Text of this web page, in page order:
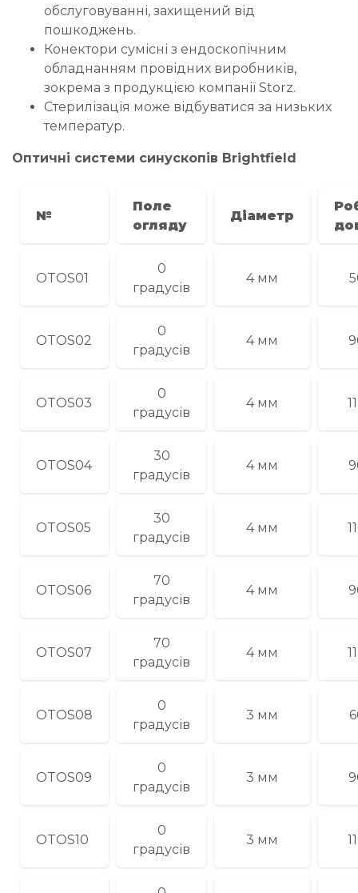
обслуговуванні, захищений від
пошкоджень.
Конектори сумісні з ендоскопічним
обладнанням провідних виробників,
зокрема з продукцією компанії Storz.
Стерилізація може відбуватися за низьких
температур.
Оптичні системи синускопів Brightfield
№
Поле
огляду
Діаметр
OTOS01
0
градусів
4 мм
OTOS02
0
градусів
4 мм
OTOS03
0
градусів
4 мм
OTOS04
30
градусів
4 мм
OTOS05
30
градусів
4 мм
OTOS06
70
градусів
4 мм
OTOS07
70
градусів
4 мм
OTOS08
0
градусів
3 мм
OTOS09
0
градусів
3 мм
OTOS10
0
градусів
3 мм